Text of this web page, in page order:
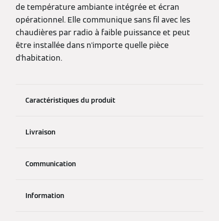
de température ambiante intégrée et écran
opérationnel. Elle communique sans fil avec les
chaudières par radio à faible puissance et peut
être installée dans n'importe quelle pièce
d'habitation.
Caractéristiques du produit
Livraison
Communication
Information